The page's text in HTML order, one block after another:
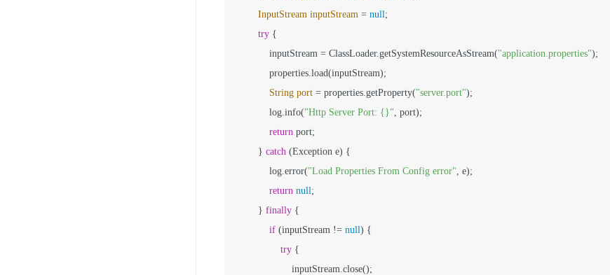
InputStream inputStream = null;
try {
inputStream = ClassLoader.getSystemResourceAsStream("application.properties");
properties.load(inputStream);
String port = properties.getProperty("server.port");
log.info("Http Server Port: {}", port);
return port;
} catch (Exception e) {
log.error("Load Properties From Config error", e);
return null;
} finally {
if (inputStream != null) {
try {
inputStream.close();